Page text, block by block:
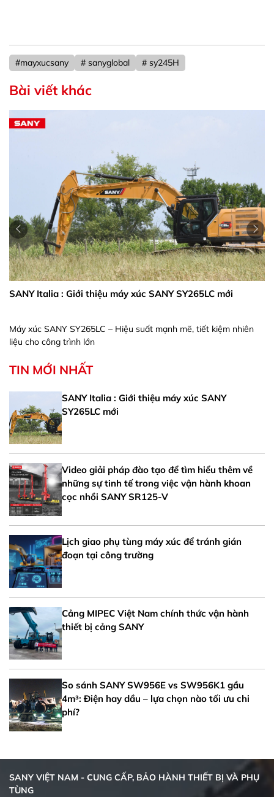
#mayxucsany # sanyglobal # sy245H
Bài viết khác
SANY Italia : Giới thiệu máy xúc SANY SY265LC mới
Máy xúc SANY SY265LC – Hiệu suất mạnh mẽ, tiết kiệm nhiên
liệu cho công trình lớn
TIN MỚI NHẤT
SANY Italia : Giới thiệu máy xúc SANY
SY265LC mới
Video giải pháp đào tạo để tìm hiểu thêm về
những sự tinh tế trong việc vận hành khoan
cọc nhồi SANY SR125-V
Lịch giao phụ tùng máy xúc để tránh gián
đoạn tại công trường
Cảng MIPEC Việt Nam chính thức vận hành
thiết bị cảng SANY
So sánh SANY SW956E vs SW956K1 gầu
4m³: Điện hay dầu – lựa chọn nào tối ưu chi
phí?
SANY VIỆT NAM - CUNG CẤP, BẢO HÀNH THIẾT BỊ VÀ PHỤ
TÙNG